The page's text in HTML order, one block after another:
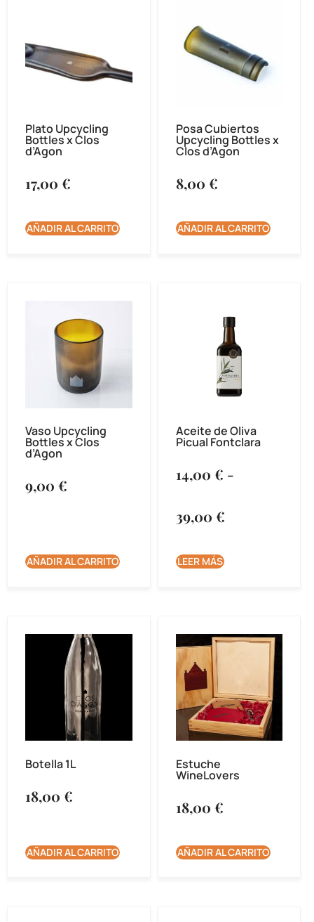
Plato Upcycling
Bottles x Clos
d’Agon
17,00 €
AÑADIR AL CARRITO
Posa Cubiertos
Upcycling Bottles x
Clos d’Agon
8,00 €
AÑADIR AL CARRITO
Vaso Upcycling
Bottles x Clos
d’Agon
9,00 €
AÑADIR AL CARRITO
Aceite de Oliva
Picual Fontclara
14,00 € -
39,00 €
LEER MÁS
Botella 1L
18,00 €
AÑADIR AL CARRITO
Estuche
WineLovers
18,00 €
AÑADIR AL CARRITO